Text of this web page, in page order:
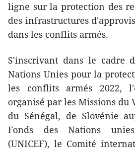
ligne sur la protection des
des infrastructures
dans les conflits armés.
S'inscrivant dans le cadre
Nations Unies pour la
les conflits armés 2022,
organisé par les Missions du
du Sénégal, de Slovénie
Fonds des Nations
(UNICEF), le Comité